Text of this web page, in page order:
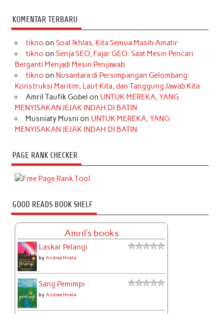
KOMENTAR TERBARU
tikno on Soal Ikhlas, Kita Semua Masih Amatir
tikno on Senja SEO, Fajar GEO: Saat Mesin Pencari
Berganti Menjadi Mesin Penjawab
tikno on Nusantara di Persimpangan Gelombang:
Konstruksi Maritim, Laut Kita, dan Tanggung Jawab Kita
Amril Taufik Gobel on UNTUK MEREKA, YANG
MENYISAKAN JEJAK INDAH DI BATIN
Musniaty Musni on UNTUK MEREKA, YANG
MENYISAKAN JEJAK INDAH DI BATIN
PAGE RANK CHECKER
GOOD READS BOOK SHELF
Amril's books
Laskar Pelangi
byAndrea Hirata
Sang Pemimpi
byAndrea Hirata